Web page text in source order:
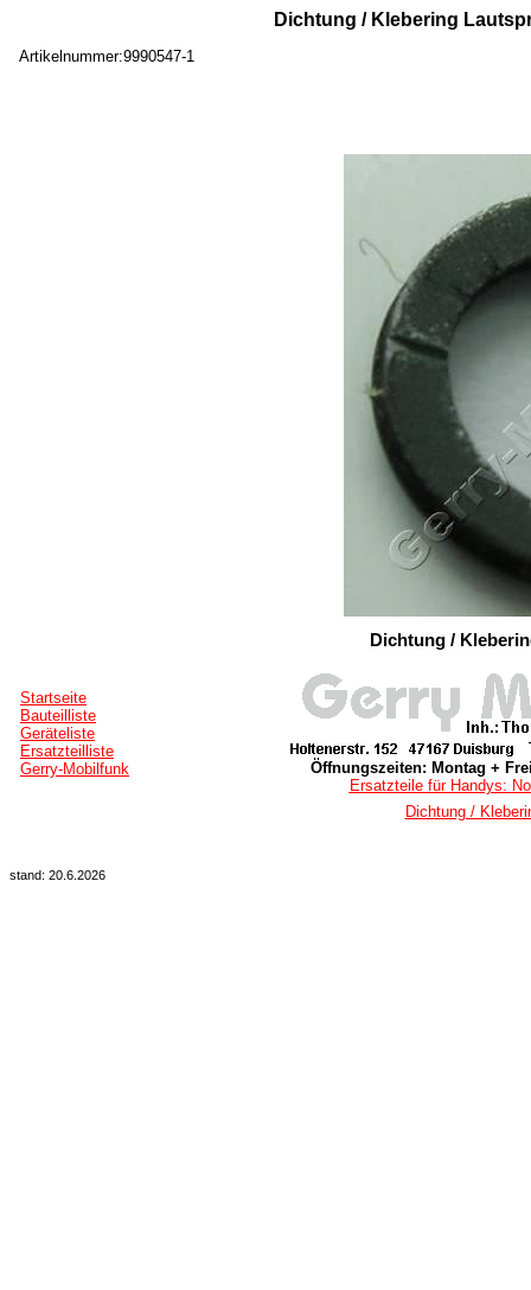
Dichtung / Klebering
Artikelnummer:9990547-1
Dichtung /
Startseite
Bauteilliste
Geräteliste
Ersatzteilliste
Gerry-Mobilfunk
Öffnungszeiten: Montag +
Ersatzteile für Handys:
Dichtung /
stand: 20.6.2026